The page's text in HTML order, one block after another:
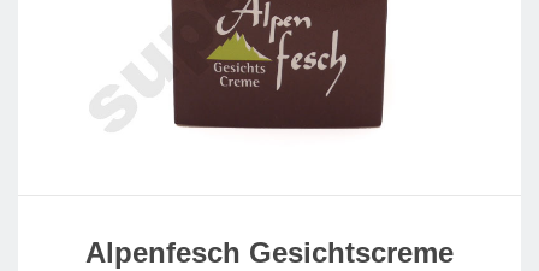
Alpenfesch Gesichtscreme